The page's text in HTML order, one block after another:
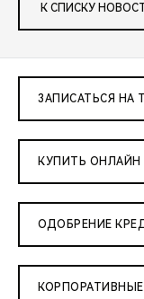
К СПИСКУ
ЗАПИСАТЬСЯ НА
КУПИТЬ ОНЛАЙН
ОДОБРЕНИЕ